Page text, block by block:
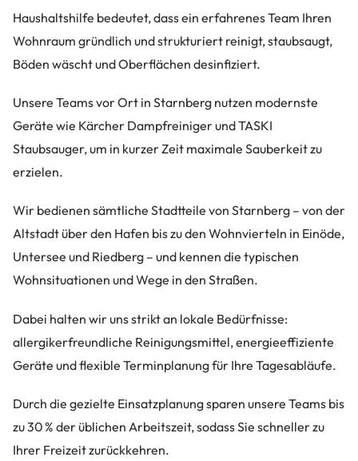
Haushaltshilfe bedeutet, dass ein erfahrenes Team Ihren
Wohnraum gründlich und strukturiert reinigt, staubsaugt,
Böden wäscht und Oberflächen desinfiziert.
Unsere Teams vor Ort in Starnberg nutzen modernste
Geräte wie Kärcher Dampfreiniger und TASKI
Staubsauger, um in kurzer Zeit maximale Sauberkeit zu
erzielen.
Wir bedienen sämtliche Stadtteile von Starnberg – von der
Altstadt über den Hafen bis zu den Wohnvierteln in Einöde,
Untersee und Riedberg – und kennen die typischen
Wohnsituationen und Wege in den Straßen.
Dabei halten wir uns strikt an lokale Bedürfnisse:
allergikerfreundliche Reinigungsmittel, energieeffiziente
Geräte und flexible Terminplanung für Ihre Tagesabläufe.
Durch die gezielte Einsatzplanung sparen unsere Teams bis
zu 30 % der üblichen Arbeitszeit, sodass Sie schneller zu
Ihrer Freizeit zurückkehren.